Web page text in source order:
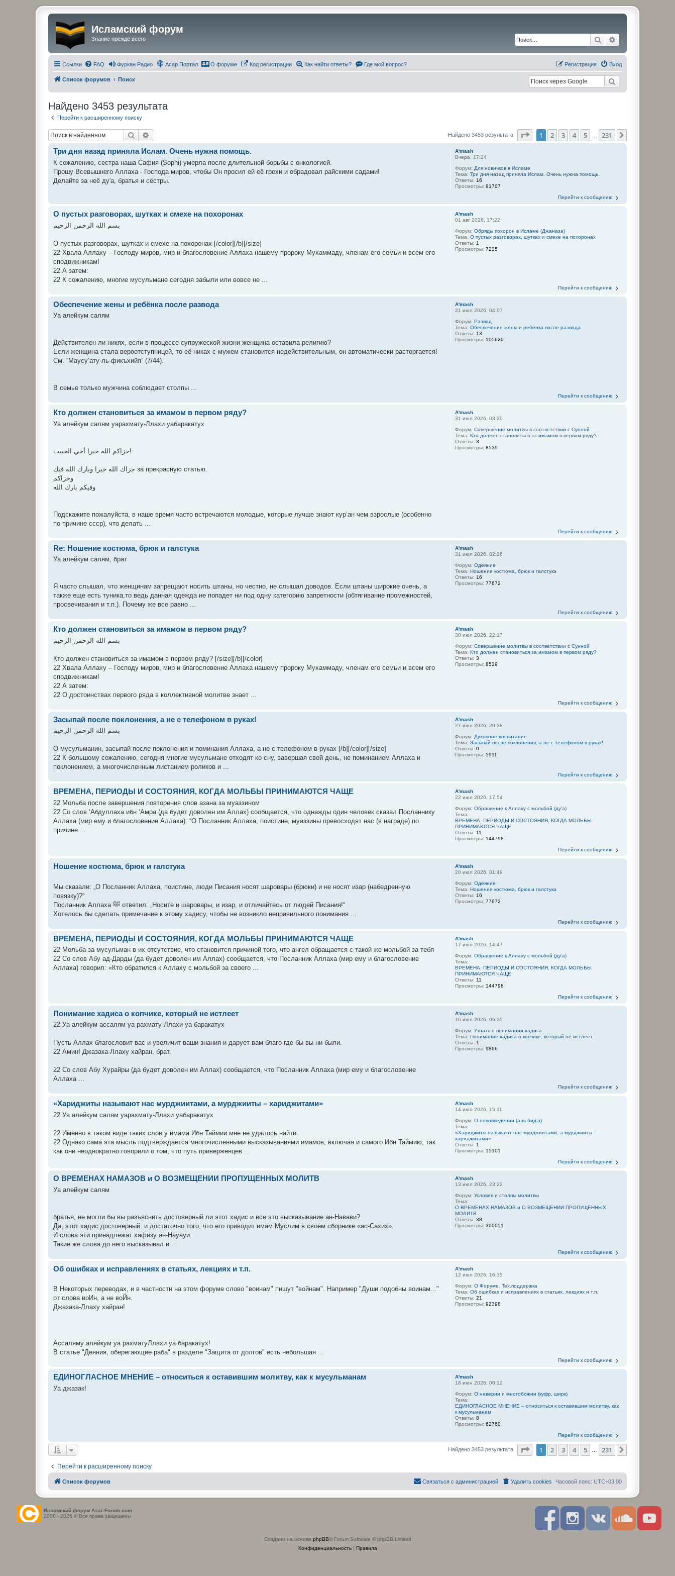
Исламский форум
Знание прежде всего Поиск
Ссылки FAQ Фуркан Радио Асар Портал О форуме Код регистрации Как найти ответы? Где мой вопрос? Вход
Регистрация
Список форумов Поиск
Найдено 3453 результата
Перейти к расширенному поиску
Поиск Найдено 3453 результата Страница1 из 231
1 2 3 4 5 231
A'mash
Вчера, 17:24
Форум: Для новичков в Исламе
Тема:Три дня назад приняла Ислам. Очень нужна помощь.
Ответы: 16
Просмотры:91707
Три дня назад приняла Ислам. Очень нужна помощь.
К сожалению, сестра наша Сафия (Sophi) умерла после длительной борьбы с онкологией.
Прошу Всевышнего Аллаха - Господа миров, чтобы Он просил ей её грехи и обрадовал райскими садами!
Делайте за неё ду'а, братья и сёстры.
Перейти к сообщению
A'mash
01 авг 2026, 17:22
Форум:Обряды похорон в Исламе (Джаназа)
Тема:О пустых разговорах, шутках и смехе на похоронах
Ответы: 1
Просмотры:7235
О пустых разговорах, шутках и смехе на похоронах
بسم الله الرحمن الرحيم
О пустых разговорах, шутках и смехе на похоронах [/color][/b][/size]
22 Хвала Аллаху – Господу миров, мир и благословение Аллаха нашему пророку Мухаммаду, членам его семьи и всем его
сподвижникам!
22 А затем:
22 К сожалению, многие мусульмане сегодня забыли или вовсе не ...
Перейти к сообщению
A'mash
31 июл 2026, 04:07
Форум:Развод
Тема:Обеспечение жены и ребёнка после развода
Ответы: 13
Просмотры: 105620
Обеспечение жены и ребёнка после развода
Уа алейкум салям
Действителен ли никях, если в процессе супружеской жизни женщина оставила религию?
Если женщина стала вероотступницей, то её никах с мужем становится недействительным, он автоматически расторгается!
См. “Маусу’ату-ль-фикъхийя” (7/44).
В семье только мужчина соблюдает столпы ...
Перейти к сообщению
A'mash
31 июл 2026, 03:20
Форум:Совершение молитвы в соответствии с Сунной
Тема:Кто должен становиться за имамом в первом ряду?
Ответы:3
Просмотры:8539
Кто должен становиться за имамом в первом ряду?
Уа алейкум салям уарахмату-Ллахи уабаракатух
جزاكم الله خيرا أخي الحبيب!
جزاك الله خيرا وبارك الله فيك за прекрасную статью.
وجزاكم
وفيكم بارك الله
Подскажите пожалуйста, в наше время часто встречаются молодые, которые лучше знают кур’ан чем взрослые (особенно
по причине ссср), что делать ...
Перейти к сообщению
A'mash
31 июл 2026, 02:26
Форум:Одеяние
Тема:Ношение костюма, брюк и галстука
Ответы: 16
Просмотры:77672
Re: Ношение костюма, брюк и галстука
Уа алейкум салям, брат
Я часто слышал, что женщинам запрещают носить штаны, но честно, не слышал доводов. Если штаны широкие очень, а
также еще есть туника,то ведь данная одежда не попадет ни под одну категорию запретности (обтягивание промежностей,
просвечивания и т.п.). Почему же все равно ...
Перейти к сообщению
A'mash
30 июл 2026, 22:17
Форум:Совершение молитвы в соответствии с Сунной
Тема:Кто должен становиться за имамом в первом ряду?
Ответы:3
Просмотры:8539
Кто должен становиться за имамом в первом ряду?
بسم الله الرحمن الرحيم
Кто должен становиться за имамом в первом ряду? [/size][/b][/color]
22 Хвала Аллаху – Господу миров, мир и благословение Аллаха нашему пророку Мухаммаду, членам его семьи и всем его
сподвижникам!
22 А затем:
22 О достоинствах первого ряда в коллективной молитве знает ...
Перейти к сообщению
A'mash
27 июл 2026, 20:38
Форум: Духовное воспитание
Тема:Засыпай после поклонения, а не с телефоном в руках!
Ответы:0
Просмотры:5911
Засыпай после поклонения, а не с телефоном в руках!
بسم الله الرحمن الرحيم
О мусульманин, засыпай после поклонения и поминания Аллаха, а не с телефоном в руках [/b][/color][/size]
22 К большому сожалению, сегодня многие мусульмане отходят ко сну, завершая свой день, не поминанием Аллаха и
поклонением, а многочисленным листанием роликов и ...
Перейти к сообщению
A'mash
22 июл 2026, 17:54
Форум:Обращение к Аллаху с мольбой (ду’а)
Тема:
ВРЕМЕНА, ПЕРИОДЫ И СОСТОЯНИЯ, КОГДА МОЛЬБЫ
ПРИНИМАЮТСЯ ЧАЩЕ
Ответы: 11
Просмотры: 144798
ВРЕМЕНА, ПЕРИОДЫ И СОСТОЯНИЯ, КОГДА МОЛЬБЫ ПРИНИМАЮТСЯ ЧАЩЕ
22 Мольба после завершения повторения слов азана за муаззином
22 Со слов ‘Абдуллаха ибн ‘Амра (да будет доволен им Аллах) сообщается, что однажды один человек сказал Посланнику
Аллаха (мир ему и благословение Аллаха): “O Посланник Аллаха, поистине, муаззины превосходят нас (в награде) по
причине ...
Перейти к сообщению
A'mash
20 июл 2026, 01:49
Форум:Одеяние
Тема:Ношение костюма, брюк и галстука
Ответы: 16
Просмотры:77672
Ношение костюма, брюк и галстука
Мы сказали: „О Посланник Аллаха, поистине, люди Писания носят шаровары (брюки) и не носят изар (набедренную
повязку)?“
Посланник Аллаха ﷺ ответил: „Носите и шаровары, и изар, и отличайтесь от людей Писания!“
Хотелось бы сделать примечание к этому хадису, чтобы не возникло неправильного понимания ...
Перейти к сообщению
A'mash
17 июл 2026, 14:47
Форум:Обращение к Аллаху с мольбой (ду’а)
Тема:
ВРЕМЕНА, ПЕРИОДЫ И СОСТОЯНИЯ, КОГДА МОЛЬБЫ
ПРИНИМАЮТСЯ ЧАЩЕ
Ответы: 11
Просмотры: 144798
ВРЕМЕНА, ПЕРИОДЫ И СОСТОЯНИЯ, КОГДА МОЛЬБЫ ПРИНИМАЮТСЯ ЧАЩЕ
22 Мольба за мусульман в их отсутствие, что становится причиной того, что ангел обращается с такой же мольбой за тебя
22 Со слов Абу ад-Дарды (да будет доволен им Аллах) сообщается, что Посланник Аллаха (мир ему и благословение
Аллаха) говорил: «Кто обратился к Аллаху с мольбой за своего ...
Перейти к сообщению
A'mash
16 июл 2026, 05:35
Форум:Узнать о понимании хадиса
Тема:Понимание хадиса о копчике, который не истлеет
Ответы: 1
Просмотры:9866
Понимание хадиса о копчике, который не истлеет
22 Уа алейкум ассалям уа рахмату-Ллахи уа баракатух
Пусть Аллах благословит вас и увеличит ваши знания и дарует вам благо где бы вы ни были.
22 Амин! Джазака-Ллаху хайран, брат.
22 Со слов Абу Хурайры (да будет доволен им Аллах) сообщается, что Посланник Аллаха (мир ему и благословение
Аллаха ...
Перейти к сообщению
A'mash
14 июл 2026, 15:11
Форум:О нововведении (аль-бид’а)
Тема:
«Хариджиты называют нас мурджиитами, а мурджииты –
хариджитами»
Ответы: 1
Просмотры: 15101
«Хариджиты называют нас мурджиитами, а мурджииты – хариджитами»
22 Уа алейкум салям уарахмату-Ллахи уабаракатух
22 Именно в таком виде таких слов у имама Ибн Таймии мне не удалось найти.
22 Однако сама эта мысль подтверждается многочисленными высказываниями имамов, включая и самого Ибн Таймию, так
как они неоднократно говорили о том, что путь приверженцев ...
Перейти к сообщению
A'mash
13 июл 2026, 23:22
Форум:Условия и столпы молитвы
Тема:
О ВРЕМЕНАХ НАМАЗОВ и О ВОЗМЕЩЕНИИ ПРОПУЩЕННЫХ
МОЛИТВ
Ответы:38
Просмотры:300051
О ВРЕМЕНАХ НАМАЗОВ и О ВОЗМЕЩЕНИИ ПРОПУЩЕННЫХ МОЛИТВ
Уа алейкум салям
братья, не могли бы вы разъяснить достоверный ли этот хадис и все это высказывание ан-Навави?
Да, этот хадис достоверный, и достаточно того, что его приводит имам Муслим в своём сборнике «ас-Сахих».
И слова эти принадлежат хафизу ан-Науауи.
Такие же слова до него высказывал и ...
Перейти к сообщению
A'mash
12 июл 2026, 16:15
Форум:О Форуме. Тех.поддержка
Тема:Об ошибках и исправлениях в статьях, лекциях и т.п.
Ответы:21
Просмотры:92398
Об ошибках и исправлениях в статьях, лекциях и т.п.
В Некоторых переводах, и в частности на этом форуме слово "воинам" пишут "войнам". Например "Души подобны воинам..."
от слова воИн, а не воЙн.
Джазака-Ллаху хайран!
Ассаляму аляйкум уа рахматуЛлахи уа баракатух!
В статье "Деяния, оберегающие раба" в разделе "Защита от долгов" есть небольшая ...
Перейти к сообщению
A'mash
18 июн 2026, 00:12
Форум:О неверии и многобожии (куфр, ширк)
Тема:
ЕДИНОГЛАСНОЕ МНЕНИЕ – относиться к оставившим молитву, как
к мусульманам
Ответы:8
Просмотры:62760
ЕДИНОГЛАСНОЕ МНЕНИЕ – относиться к оставившим молитву, как к мусульманам
Уа джазак!
Перейти к сообщению
Найдено 3453 результата Страница1 из 231
1 2 3 4 5 231
Перейти к расширенному поиску
Список форумов Часовой пояс: UTC+03:00
Удалить cookies
Связаться с администрацией
Исламский форум Asar-Forum.com
2008 - 2026 © Все права защищены
F
c
I
s
R
S
S
u
Y
u
Создано на основе phpBB® Forum Software © phpBB Limited
Конфиденциальность| Правила